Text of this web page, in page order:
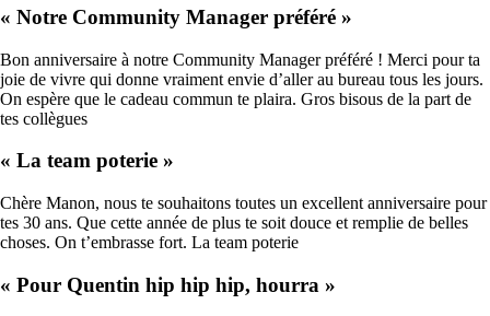
« Notre Community Manager préféré »
Bon anniversaire à notre Community Manager préféré ! Merci pour ta
joie de vivre qui donne vraiment envie d’aller au bureau tous les jours.
On espère que le cadeau commun te plaira. Gros bisous de la part de
tes collègues
« La team poterie »
Chère Manon, nous te souhaitons toutes un excellent anniversaire pour
tes 30 ans. Que cette année de plus te soit douce et remplie de belles
choses. On t’embrasse fort. La team poterie
« Pour Quentin hip hip hip, hourra »